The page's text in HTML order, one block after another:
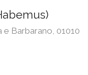
e Barbarano, 01010